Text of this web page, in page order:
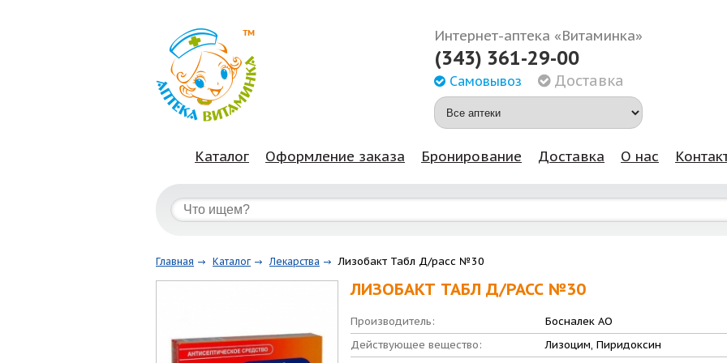
Интернет-аптека «Витаминка»
(343) 361-29-00
Самовывоз Доставка
Каталог Оформление заказа Бронирование Доставка О нас
Главная Каталог Лекарства Лизобакт Табл Д/расс №30
ЛИЗОБАКТ ТАБЛ Д/РАСС №30
Производитель:
Босналек АО
Действующее вещество:
Лизоцим, Пиридоксин